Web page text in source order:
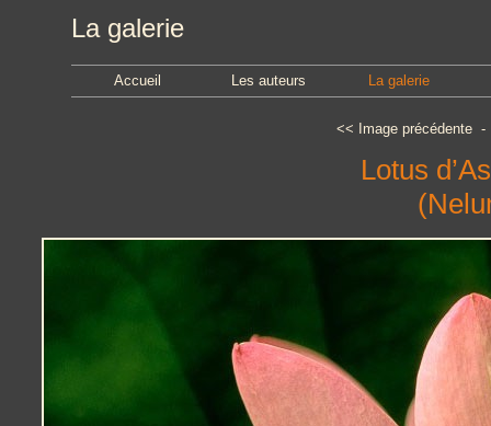
La galerie
Accueil Les auteurs La galerie
<< Image précédente
Lotus